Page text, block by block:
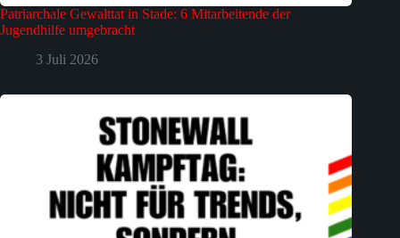
Patriarchale Gewalttat in Stade: 6 Mitarbeitende der
Jugendhilfe umgebracht
3 Juli 2026